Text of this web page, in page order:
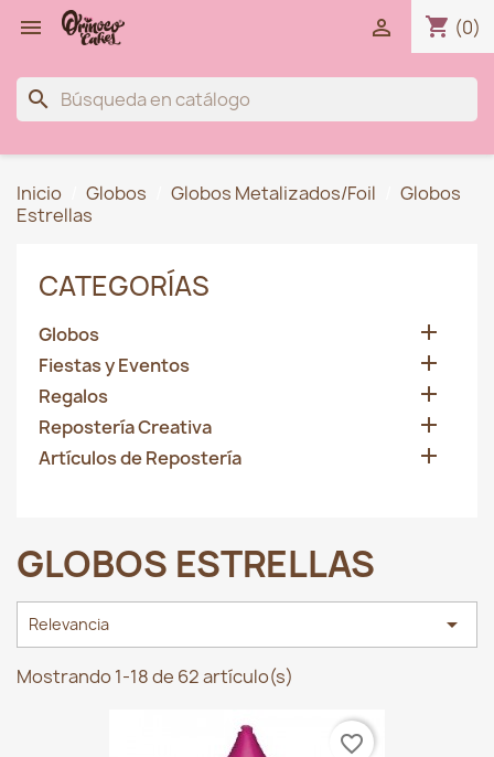
 shopping_cart (0)

search
Inicio Globos Globos Metalizados/Foil
Globos
Estrellas
CATEGORÍAS
Globos 
Fiestas y Eventos 
Regalos 
Repostería Creativa 
Artículos de Repostería 
GLOBOS ESTRELLAS
Relevancia 
Mostrando 1-18 de 62 artículo(s)
favorite_border